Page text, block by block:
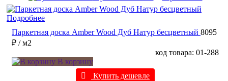
Подробнее
Паркетная доска Amber Wood Дуб Натур бесцветный 8095
₽ / м2
код товара: 01-288
В корзину
Купить дешевле